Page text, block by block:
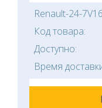
Renault-24-
Код товара:
Доступно:
Время